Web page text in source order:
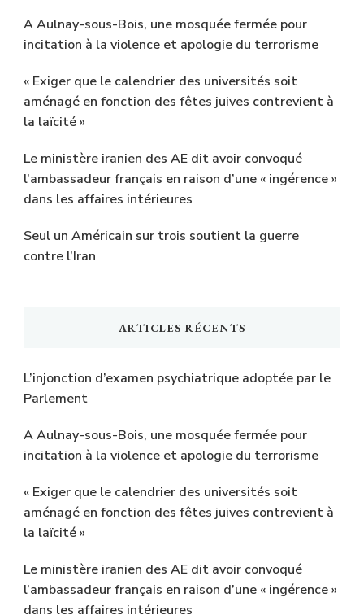
A Aulnay-sous-Bois, une mosquée fermée pour
incitation à la violence et apologie du terrorisme
« Exiger que le calendrier des universités soit
aménagé en fonction des fêtes juives contrevient à
la laïcité »
Le ministère iranien des AE dit avoir convoqué
l’ambassadeur français en raison d’une « ingérence »
dans les affaires intérieures
Seul un Américain sur trois soutient la guerre
contre l’Iran
ARTICLES RÉCENTS
L’injonction d’examen psychiatrique adoptée par le
Parlement
A Aulnay-sous-Bois, une mosquée fermée pour
incitation à la violence et apologie du terrorisme
« Exiger que le calendrier des universités soit
aménagé en fonction des fêtes juives contrevient à
la laïcité »
Le ministère iranien des AE dit avoir convoqué
l’ambassadeur français en raison d’une « ingérence »
dans les affaires intérieures